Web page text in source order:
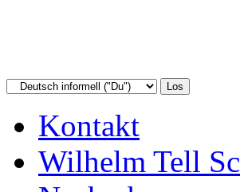
Kontakt
Wilhelm Tell